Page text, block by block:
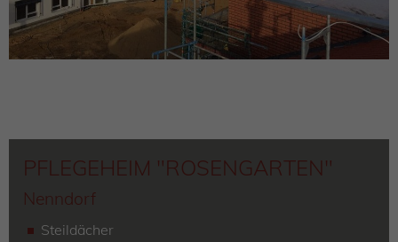
PFLEGEHEIM "ROSENGARTEN"
Nenndorf
Steildächer